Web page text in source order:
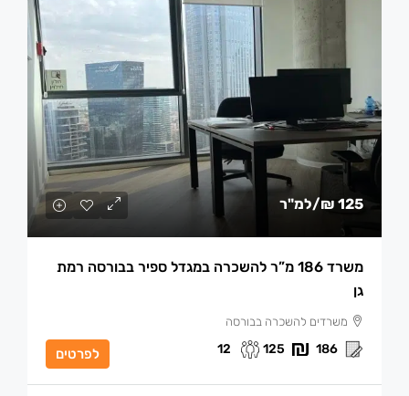
125 ₪ /למ"ר
משרד 186 מ”ר להשכרה במגדל ספיר בבורסה רמת
גן
משרדים להשכרה בבורסה
186
125
12 לפרטים